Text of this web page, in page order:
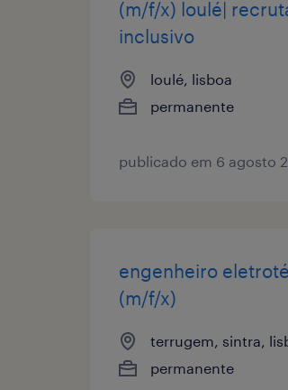
(m/f/x) loulé|
inclusivo
loulé, lisboa
permanente
publicado em 6 agosto
engenheiro
(m/f/x)
terrugem, sintra,
permanente